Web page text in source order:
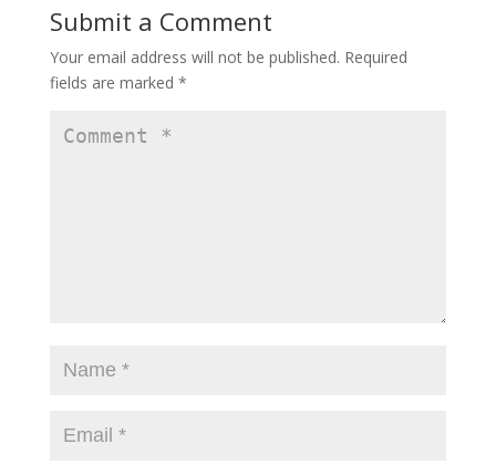
o
k
d
o
lr
e
Submit a Comment
Your email address will not be published. Required
fields are marked *